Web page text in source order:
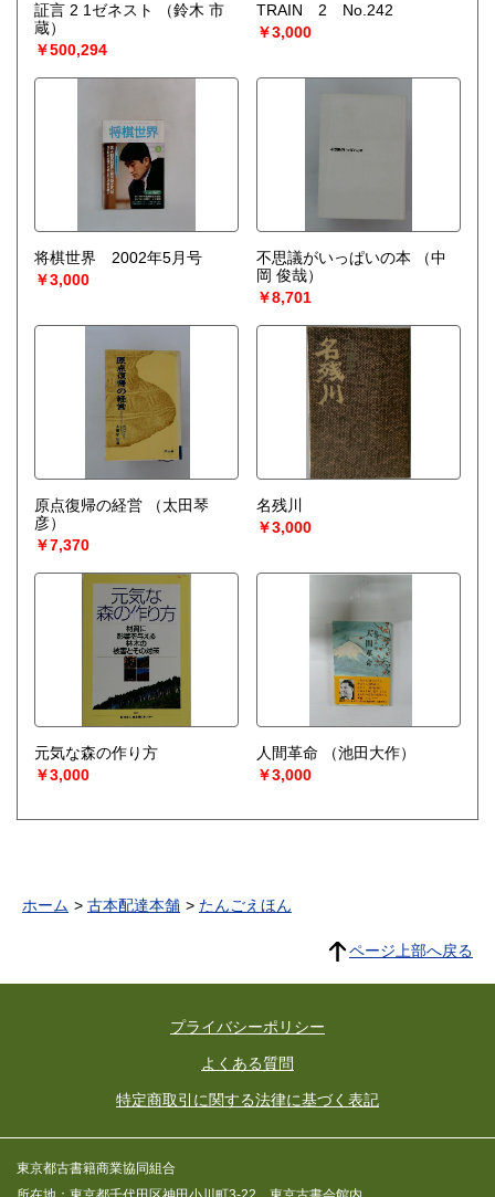
証言 2 1ゼネスト
（鈴木 市
蔵）
￥500,294
TRAIN 2 No.242
￥3,000
将棋世界 2002年5月号
￥3,000
不思議がいっぱいの本
（中
岡 俊哉）
￥8,701
原点復帰の経営
（太田琴
彦）
￥7,370
名残川
￥3,000
元気な森の作り方
￥3,000
人間革命
（池田大作）
￥3,000
ホーム 古本配達本舗 たんごえほん
ページ上部へ戻る
プライバシーポリシー
よくある質問
特定商取引に関する法律に基づく表記
東京都古書籍商業協同組合